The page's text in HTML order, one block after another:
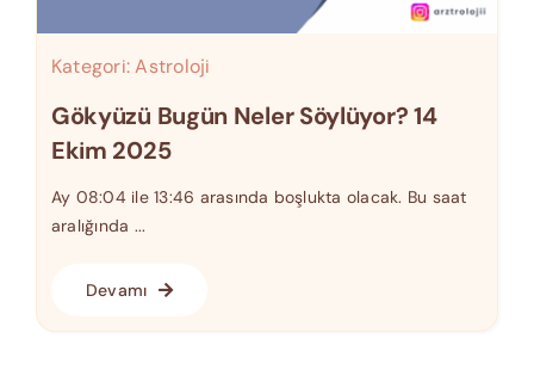
Kategori:Astroloji
Gökyüzü Bugün Neler Söylüyor? 14
Ekim 2025
Ay 08:04 ile 13:46 arasında boşlukta olacak. Bu saat
aralığında ...
Devamı